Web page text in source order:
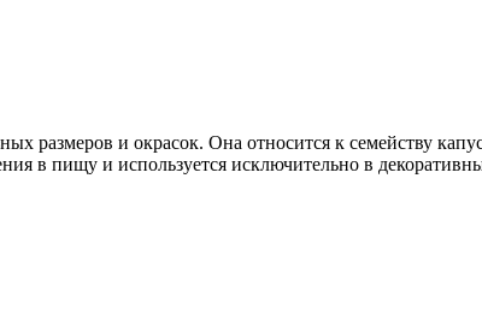
размеров и окрасок. Она относится к семейству
в пищу и используется исключительно в